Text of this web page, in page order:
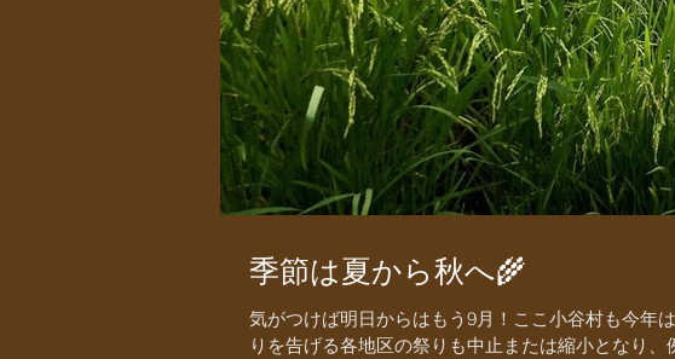
季節は夏から秋へ🌾
気がつけば明日からはもう9月！ここ小谷村も今年
りを告げる各地区の祭りも中止または縮小となり